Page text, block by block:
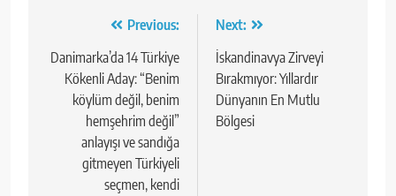
gezinmesi
Previous:
Danimarka’da 14 Türkiye
Kökenli Aday: “Benim
köylüm değil, benim
hemşehrim değil”
anlayışı ve sandığa
gitmeyen Türkiyeli
seçmen, kendi
Next:
İskandinavya Zirveyi
Bırakmıyor: Yıllardır
Dünyanın En Mutlu
Bölgesi